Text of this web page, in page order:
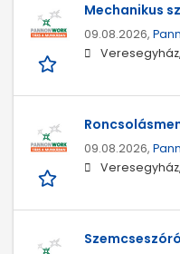
Mechanikus
09.08.2026,
09.08.2026,